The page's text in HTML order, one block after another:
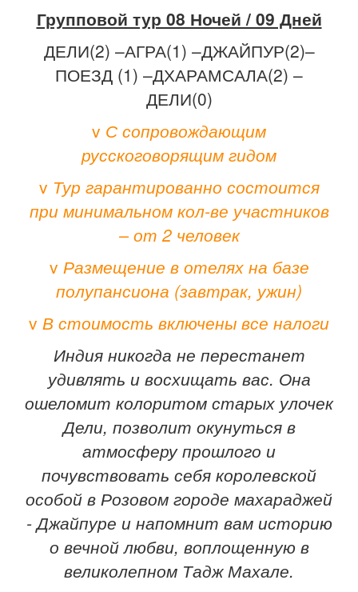
Групповой тур 08 Ночей / 09 Дней
ДЕЛИ(2) –АГРА(1) –ДЖАЙПУР(2)–
ПОЕЗД (1) –ДХАРАМСАЛА(2) –
ДЕЛИ(0)
v С сопровождающим
русскоговорящим гидом
v Тур гарантированно состоится
при минимальном кол-ве участников
– от 2 человек
v Размещение в отелях на базе
полупансиона (завтрак, ужин)
v В стоимость включены все налоги
Индия никогда не перестанет
удивлять и восхищать вас. Она
ошеломит колоритом старых улочек
Дели, позволит окунуться в
атмосферу прошлого и
почувствовать себя королевской
особой в Розовом городе махараджей
- Джайпуре и напомнит вам историю
о вечной любви, воплощенную в
великолепном Тадж Махале.